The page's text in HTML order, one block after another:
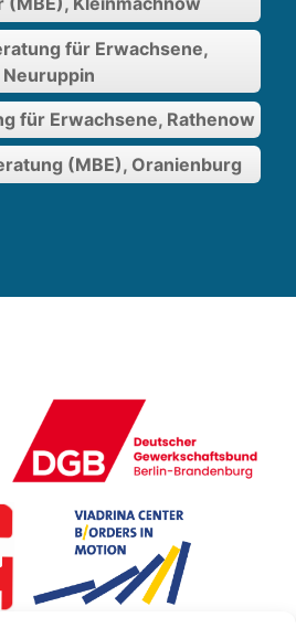
für Erwachsene,
Neuruppin
für Erwachsene, Rathenow
(MBE), Oranienburg